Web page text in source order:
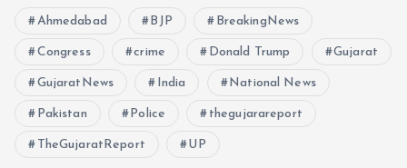
Ahmedabad BJP BreakingNews
Congress crime Donald Trump Gujarat
GujaratNews India National News
Pakistan Police thegujarareport
TheGujaratReport UP